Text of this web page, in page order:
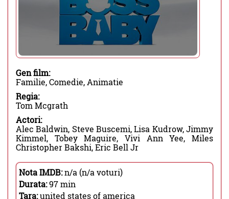
Gen film:
Familie, Comedie, Animatie
Regia:
Tom Mcgrath
Actori:
Alec Baldwin, Steve Buscemi, Lisa Kudrow, Jimmy
Kimmel, Tobey Maguire, Vivi Ann Yee, Miles
Christopher Bakshi, Eric Bell Jr
Nota IMDB:n/a (n/a voturi)
Durata:97 min
Tara:united states of america